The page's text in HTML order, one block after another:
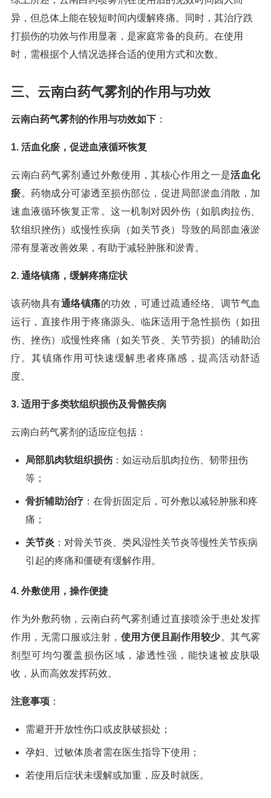
异，但总体上能在较短时间内缓解疼痛。同时，其治疗跌
打损伤的功效与作用显著，是家庭常备的良药。在使用
时，需根据个人情况选择合适的使用方式和次数。
三、云南白药气雾剂的作用与功效
云南白药气雾剂的作用与功效如下 ：
1. 活血化瘀，促进血液循环恢复
云南白药气雾剂通过外敷使用，其核心作用之一是活血化
瘀。药物成分可渗透至损伤部位，促进局部淤血消散，加
速血液循环恢复正常。这一机制对因外伤（如肌肉拉伤、
软组织挫伤）或慢性疾病（如关节炎）导致的局部血液淤
滞有显著改善效果，有助于减轻肿胀和淤青。
2. 通络镇痛，缓解疼痛症状
该药物具有通络镇痛的功效，可通过疏通经络、调节气血
运行，直接作用于疼痛源头。临床适用于急性损伤（如扭
伤、挫伤）或慢性疼痛（如关节炎、关节劳损）的辅助治
疗。其镇痛作用可快速缓解患者疼痛感，提高活动舒适
度。
3. 适用于多类软组织损伤及骨骼疾病
云南白药气雾剂的适应症包括：
局部肌肉软组织损伤 ：如运动后肌肉拉伤、韧带扭伤
等；
骨折辅助治疗 ：在骨折固定后，可外敷以减轻肿胀和疼
痛；
关节炎 ：对骨关节炎、类风湿性关节炎等慢性关节疾病
引起的疼痛和僵硬有缓解作用。
4. 外敷使用，操作便捷
作为外敷药物，云南白药气雾剂通过直接喷涂于患处发挥
作用，无需口服或注射， 使用方便且副作用较少。其气雾
剂型可均匀覆盖损伤区域，渗透性强，能快速被皮肤吸
收，从而高效发挥药效。
注意事项 ：
需避开开放性伤口或皮肤破损处；
孕妇、过敏体质者需在医生指导下使用；
若使用后症状未缓解或加重，应及时就医。